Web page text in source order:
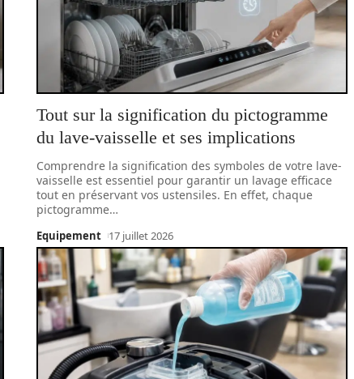
Tout sur la signification du pictogramme
du lave-vaisselle et ses implications
Comprendre la signification des symboles de votre lave-
vaisselle est essentiel pour garantir un lavage efficace
tout en préservant vos ustensiles. En effet, chaque
pictogramme…
Equipement 17 juillet 2026